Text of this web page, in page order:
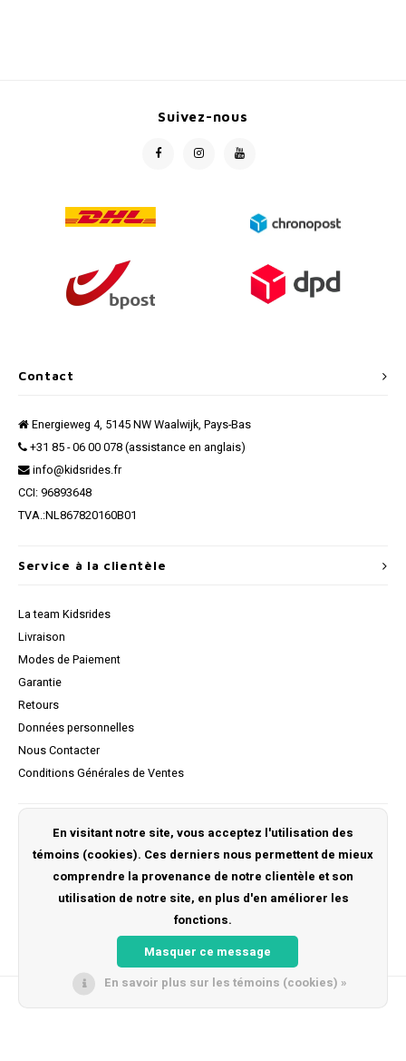
Contact
Energieweg 4, 5145 NW Waalwijk, Pays-Bas
+31 85 - 06 00 078 (assistance en anglais)
info@kidsrides.fr
CCI: 96893648
TVA.:NL867820160B01
Suivez-nous
Service à la clientèle
La team Kidsrides
Livraison
Modes de Paiement
Garantie
Retours
Données personnelles
Nous Contacter
Conditions Générales de Ventes
S'inscrire
Mes commandes
En visitant notre site, vous acceptez l'utilisation des
témoins (cookies). Ces derniers nous permettent de mieux
comprendre la provenance de notre clientèle et son
utilisation de notre site, en plus d'en améliorer les
fonctions.
Masquer ce message
En savoir plus sur les témoins (cookies) »